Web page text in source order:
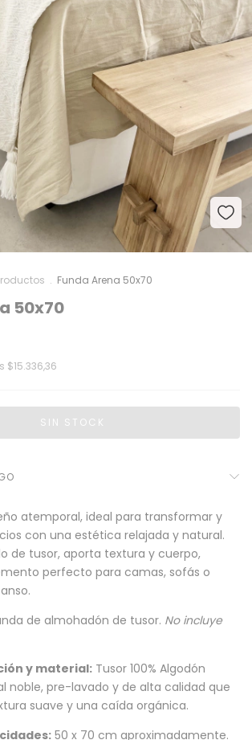
. Funda Arena 50x70
50x70
$15.336,36
atemporal, ideal para transformar y
con una estética relajada y natural.
de tusor, aporta textura y cuerpo,
perfecto para camas, sofás o
de almohadón de tusor. No incluye
y material: Tusor 100% Algodón
noble, pre-lavado y de alta calidad que
suave y una caída orgánica.
50 x 70 cm aproximadamente.